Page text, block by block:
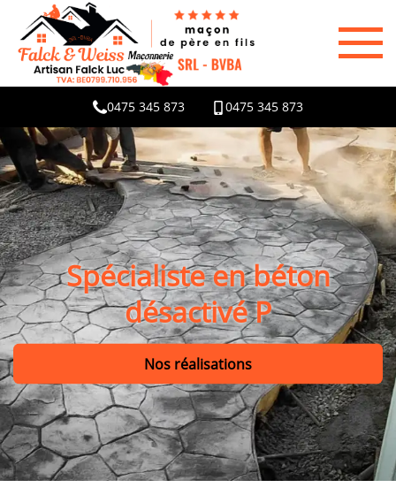
0475 345 873 0475 345 873
Spécialiste en béton
désactivé P
Nos réalisations